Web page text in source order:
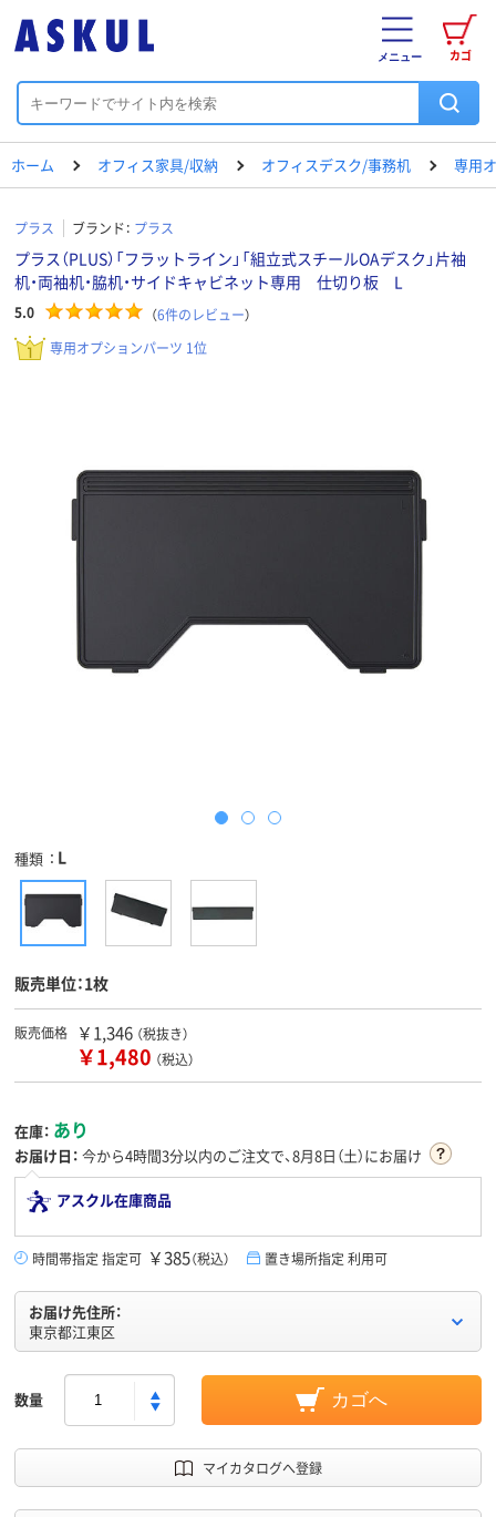
カゴ
メニュー
ホーム オフィス家具/収納 オフィスデスク/事務机 専用
プラス ブランド： プラス
プラス（PLUS）「フラットライン」「組立式スチールOAデスク」片袖
机・両袖机・脇机・サイドキャビネット専用 仕切り板 L
5.0 （6件のレビュー）
専用オプションパーツ 1位
種類 L
販売単位：1枚
販売価格 ￥1,346 （税抜き）
￥1,480 （税込）
在庫： あり
お届け日： 今から4時間3分以内のご注文で、8月8日（土）にお届け
アスクル在庫商品
時間帯指定 指定可 ￥385（税込） 置き場所指定 利用可
お届け先住所：
東京都江東区
数量 カゴへ
マイカタログへ登録